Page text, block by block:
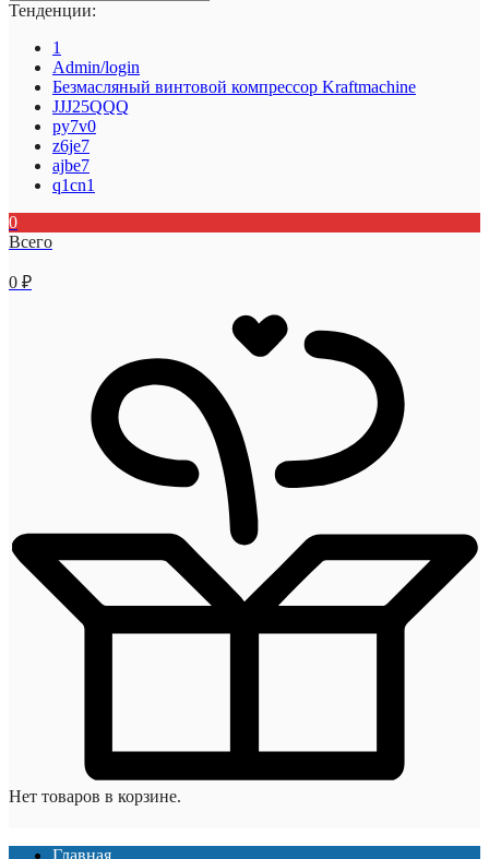
Тенденции:
1
Admin/login
Безмасляный винтовой компрессор Kraftmaсhine
JJJ25QQQ
py7v0
z6je7
ajbe7
q1cn1
0
Всего
0 ₽
Нет товаров в корзине.